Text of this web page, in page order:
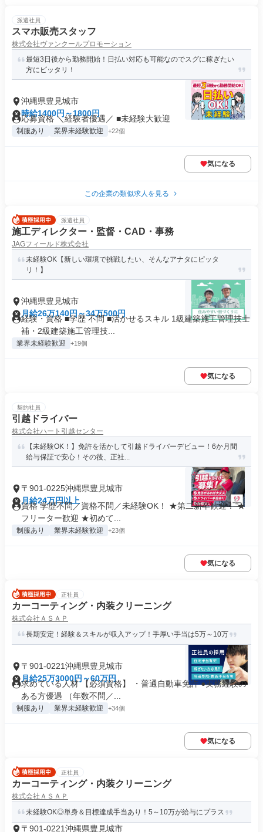
派遣社員
スマホ販売スタッフ
株式会社ヴァンクールプロモーション
最短3日後から勤務開始！日払い対応も可能なのでスグに稼ぎたい
方にピッタリ！
沖縄県豊見城市
時給1400円～1800円
応募資格 ＼経験者優遇／ ■未経験大歓迎
制服あり 業界未経験歓迎 +22個
気になる
この企業の類似求人を見る
派遣社員
施工ディレクター・監督・CAD・事務
JAGフィールド株式会社
未経験OK【新しい環境で挑戦したい、そんなアナタにピッタ
リ！】
沖縄県豊見城市
月給26万140円～34万500円
経験・資格 ■学歴 不問 ■活かせるスキル 1級建築施工管理技士
補・2級建築施工管理技...
業界未経験歓迎 +19個
気になる
契約社員
引越ドライバー
株式会社ハート引越センター
【未経験OK！】免許を活かして引越ドライバーデビュー！6か月間
給与保証で安心！その後、正社...
〒901-0225沖縄県豊見城市
月給24万円以上
資格 学歴不問／資格不問／未経験OK！ ★第二新卒歓迎！ ★
フリーター歓迎 ★初めて...
制服あり 業界未経験歓迎 +23個
気になる
正社員
カーコーティング・内装クリーニング
株式会社ＡＳＡＰ
長期安定！経験＆スキルが収入アップ！手厚い手当は5万～10万
〒901-0221沖縄県豊見城市
月給25万3000円～60万円
求めている人材 【必須資格】 ・普通自動車免許 ●実務経験の
ある方優遇 （年数不問／...
制服あり 業界未経験歓迎 +34個
気になる
正社員
カーコーティング・内装クリーニング
株式会社ＡＳＡＰ
未経験OK◎単身＆目標達成手当あり！5～10万が給与にプラス
〒901-0221沖縄県豊見城市